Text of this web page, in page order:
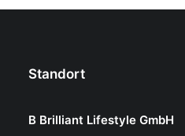
Standort
B Brilliant Lifestyle GmbH